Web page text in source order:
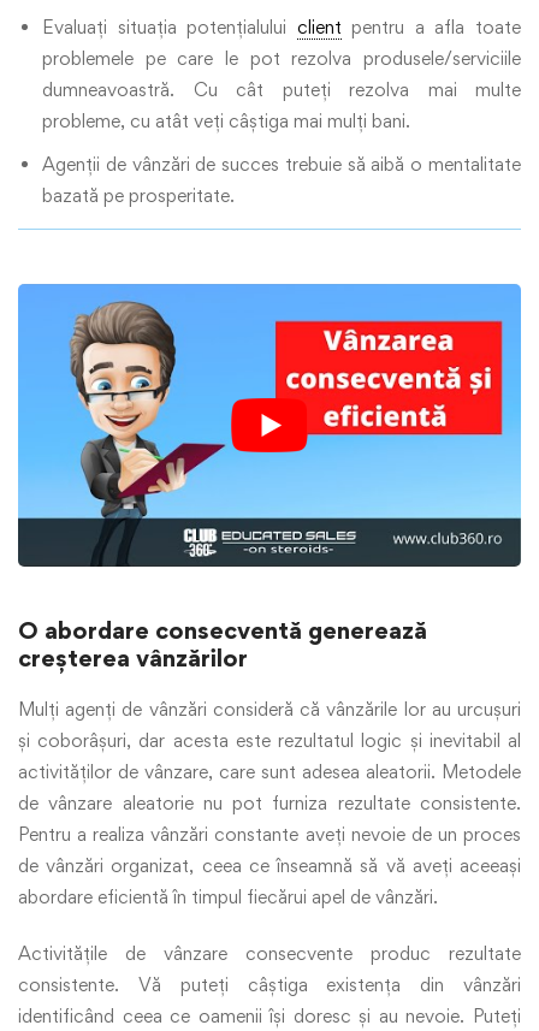
Evaluați situația potențialului client pentru a afla toate
problemele pe care le pot rezolva produsele/serviciile
dumneavoastră. Cu cât puteți rezolva mai multe
probleme, cu atât veți câștiga mai mulți bani.
Agenții de vânzări de succes trebuie să aibă o mentalitate
bazată pe prosperitate.
O abordare consecventă generează
creșterea vânzărilor
Mulți agenți de vânzări consideră că vânzările lor au urcușuri
și coborâșuri, dar acesta este rezultatul logic și inevitabil al
activităților de vânzare, care sunt adesea aleatorii. Metodele
de vânzare aleatorie nu pot furniza rezultate consistente.
Pentru a realiza vânzări constante aveți nevoie de un proces
de vânzări organizat, ceea ce înseamnă să vă aveți aceeași
abordare eficientă în timpul fiecărui apel de vânzări.
Activitățile de vânzare consecvente produc rezultate
consistente. Vă puteți câștiga existența din vânzări
identificând ceea ce oamenii își doresc și au nevoie. Puteți